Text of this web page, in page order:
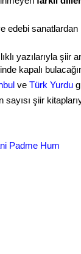
edebi
yazılarıyla şiir
kapalı
ve Türk Yurdu
şiir
Padme Hum